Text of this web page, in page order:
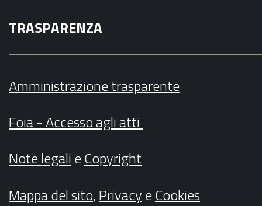
TRASPARENZA
Amministrazione trasparente
Foia - Accesso agli atti
Note legalieCopyright
Mappa del sito,PrivacyeCookies